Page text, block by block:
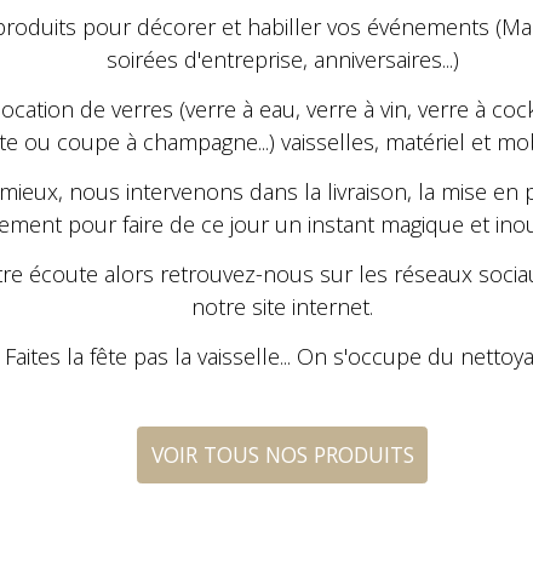
pour décorer et habiller vos événements
soirées d'entreprise, anniversaires...)
de verres (verre à eau, verre à vin, verre à
ou coupe à champagne...) vaisselles, matériel et
nous intervenons dans la livraison, la mise
pour faire de ce jour un instant magique et
écoute alors retrouvez-nous sur les réseaux
notre site internet.
Faites la fête pas la vaisselle... On s'occupe du
VOIR TOUS NOS PRODUITS